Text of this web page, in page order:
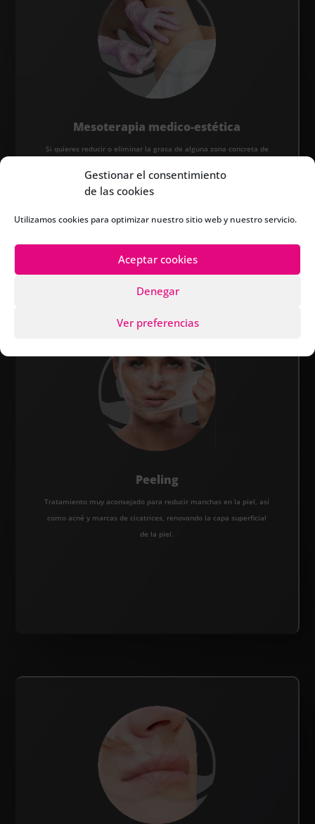
Gestionar el consentimiento
de las cookies
Utilizamos cookies para optimizar nuestro sitio web y nuestro servicio.
Aceptar cookies
Denegar
Ver preferencias
Mesoterapia medico-estética
Si quieres reducir o eliminar la grasa de alguna zona concreta de
tratamiento te interesa.
Peeling
Tratamiento muy aconsejado para reducir manchas en la piel, así
como acné y marcas de cicatrices, renovando la capa superficial
de la piel.